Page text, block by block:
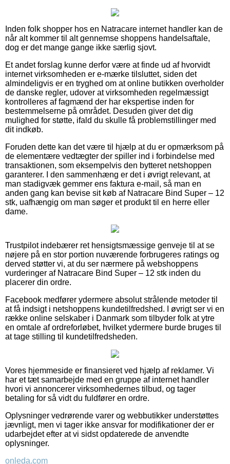
Inden folk shopper hos en Natracare internet handler kan de
når alt kommer til alt gennemse shoppens handelsaftale,
dog er det mange gange ikke særlig sjovt.
Et andet forslag kunne derfor være at finde ud af hvorvidt
internet virksomheden er e-mærke tilsluttet, siden det
almindeligvis er en tryghed om at online butikken overholder
de danske regler, udover at virksomheden regelmæssigt
kontrolleres af fagmænd der har ekspertise inden for
bestemmelserne på området. Desuden giver det dig
mulighed for støtte, ifald du skulle få problemstillinger med
dit indkøb.
Foruden dette kan det være til hjælp at du er opmærksom på
de elementære vedtægter der spiller ind i forbindelse med
transaktionen, som eksempelvis den bytteret netshoppen
garanterer. I den sammenhæng er det i øvrigt relevant, at
man stadigvæk gemmer ens faktura e-mail, så man en
anden gang kan bevise sit køb af Natracare Bind Super – 12
stk, uafhængig om man søger et produkt til en herre eller
dame.
Trustpilot indebærer ret hensigtsmæssige genveje til at se
nøjere på en stor portion nuværende forbrugeres ratings og
derved støtter vi, at du ser nærmere på webshoppens
vurderinger af Natracare Bind Super – 12 stk inden du
placerer din ordre.
Facebook medfører ydermere absolut strålende metoder til
at få indsigt i netshoppens kundetilfredshed. I øvrigt ser vi en
række online selskaber i Danmark som tilbyder folk at ytre
en omtale af ordreforløbet, hvilket ydermere burde bruges til
at tage stilling til kundetilfredsheden.
Vores hjemmeside er finansieret ved hjælp af reklamer. Vi
har et tæt samarbejde med en gruppe af internet handler
hvori vi annoncerer virksomhedernes tilbud, og tager
betaling for så vidt du fuldfører en ordre.
Oplysninger vedrørende varer og webbutikker understøttes
jævnligt, men vi tager ikke ansvar for modifikationer der er
udarbejdet efter at vi sidst opdaterede de anvendte
oplysninger.
onleda.com